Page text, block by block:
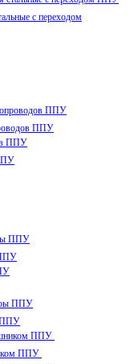
с переходом
ППУ
ППУ
ППУ